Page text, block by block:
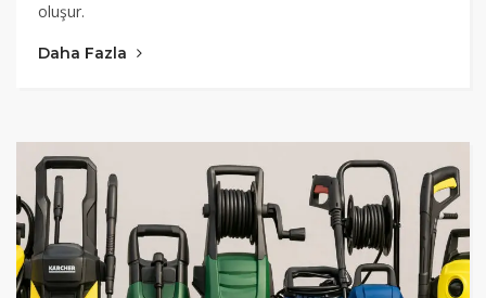
oluşur.
Daha Fazla